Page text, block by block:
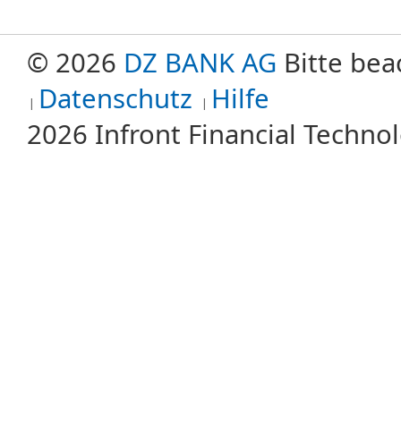
© 2026 DZ BANK AG Bitte
Datenschutz Hilfe
2026 Infront Financial